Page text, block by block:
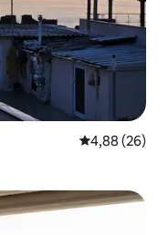
4,88 ud af 5 i
4,88 (26)